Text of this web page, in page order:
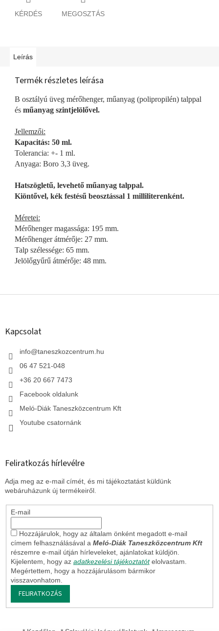
KÉRDÉS MEGOSZTÁS
Leírás
Termék részletes leírása
B osztályú üveg mérőhenger, műanyag (polipropilén) talppal
és műanyag szintjelölővel.
Jellemzői:
Kapacitás: 50 ml.
Tolerancia: +- 1 ml.
Anyaga: Boro 3,3 üveg.
Hatszögletű, levehető műanyag talppal.
Kiöntővel, kék festésű beosztással 1 milliliterenként.
Méretei:
Mérőhenger magassága: 195 mm.
Mérőhenger átmérője: 27 mm.
Talp szélessége: 65 mm.
Jelölőgyűrű átmérője: 48 mm.
L
Kapcsolat
info@taneszkozcentrum.hu
06 47 521-048
+36 20 667 7473
Facebook oldalunk
Meló-Diák Taneszközcentrum Kft
Youtube csatornánk
Feliratkozás hírlevélre
Adja meg az e-mail címét, és mi tájékoztatást küldünk
webáruházunk új termékeiről.
E-mail
Hozzájárulok, hogy az általam önként megadott e-mail
címem felhasználásával a Meló-Diák Taneszközcentrum Kft
részemre e-mail útján hírleveleket, ajánlatokat küldjön.
Kijelentem, hogy az adatkezelési tájékoztatót elolvastam.
Megértettem, hogy a hozzájárulásom bármikor
visszavonhatom.
FELIRATKOZÁS